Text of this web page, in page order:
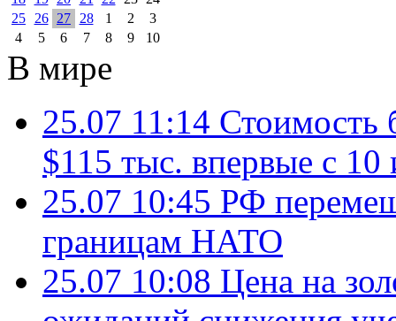
25
26 27 28 1 2
3
4
5 6 7 8 9 10
В мире
25.07 11:14 Стоимость
$115 тыс. впервые с 10
25.07 10:45 РФ
границам НАТО
25.07 10:08 Цена на